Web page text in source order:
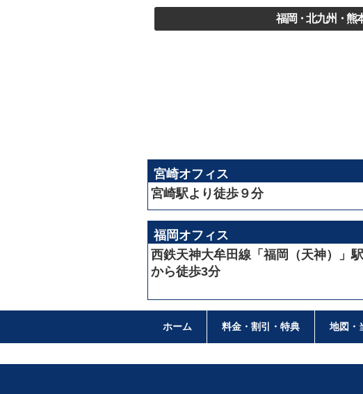
福岡・北九州・熊
宮崎オフィス
宮崎駅より徒歩９分
福岡オフィス
西鉄天神大牟田線「福岡（天神）」駅
から徒歩3分
ホーム 料金・割引・特典 地図・